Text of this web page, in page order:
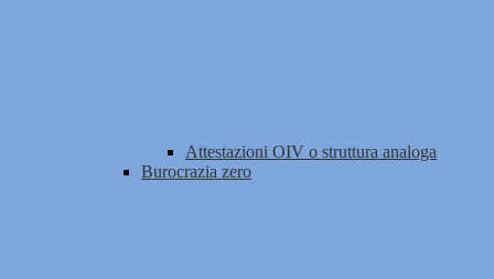
Attestazioni OIV o struttura analoga
Burocrazia zero